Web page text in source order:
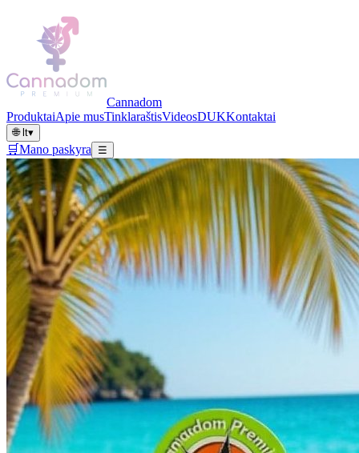
Cannadom
ProduktaiApie musTinklaraštisVideosDUKKontaktai
🌐 lt▾
🛒Mano paskyra ☰